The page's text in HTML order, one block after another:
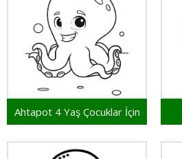
Ahtapot 4 Yaş Çocuklar İçin